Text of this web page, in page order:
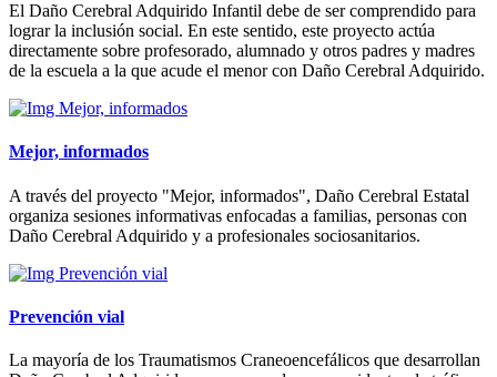
El Daño Cerebral Adquirido Infantil debe de ser comprendido para
lograr la inclusión social. En este sentido, este proyecto actúa
directamente sobre profesorado, alumnado y otros padres y madres
de la escuela a la que acude el menor con Daño Cerebral Adquirido.
Mejor, informados
A través del proyecto "Mejor, informados", Daño Cerebral Estatal
organiza sesiones informativas enfocadas a familias, personas con
Daño Cerebral Adquirido y a profesionales sociosanitarios.
Prevención vial
La mayoría de los Traumatismos Craneoencefálicos que desarrollan